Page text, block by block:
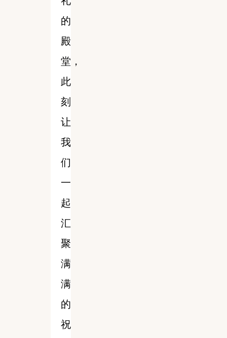
的
殿
堂，
此
刻
让
我
们
一
起
汇
聚
满
满
的
祝